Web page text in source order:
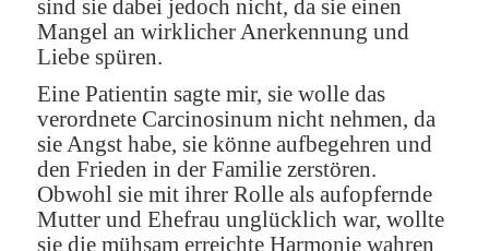
sind sie dabei jedoch nicht, da sie einen
Mangel an wirklicher Anerkennung und
Liebe spüren.
Eine Patientin sagte mir, sie wolle das
verordnete Carcinosinum nicht nehmen, da
sie Angst habe, sie könne aufbegehren und
den Frieden in der Familie zerstören.
Obwohl sie mit ihrer Rolle als aufopfernde
Mutter und Ehefrau unglücklich war, wollte
sie die mühsam erreichte Harmonie wahren